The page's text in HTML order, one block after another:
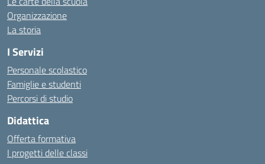
Organizzazione
La storia
I Servizi
Personale scolastico
Famiglie e studenti
Percorsi di studio
Didattica
Offerta formativa
I progetti delle classi